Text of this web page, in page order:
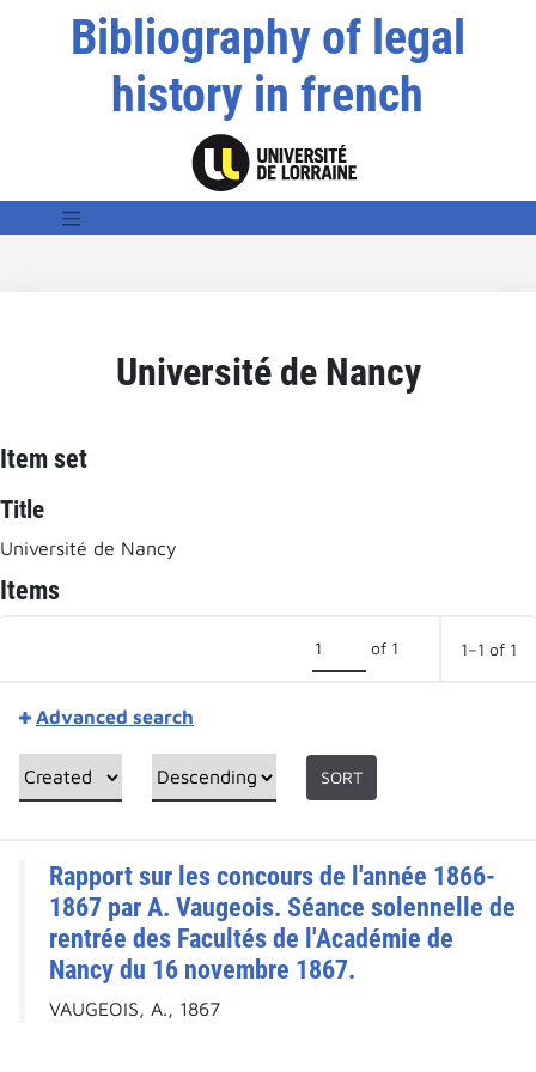
Bibliography of legal
history in french
Université de Nancy
Item set
Title
Université de Nancy
Items
of 1 1–1 of 1
Advanced search
SORT
Rapport sur les concours de l'année 1866-
1867 par A. Vaugeois. Séance solennelle de
rentrée des Facultés de l'Académie de
Nancy du 16 novembre 1867.
VAUGEOIS, A., 1867